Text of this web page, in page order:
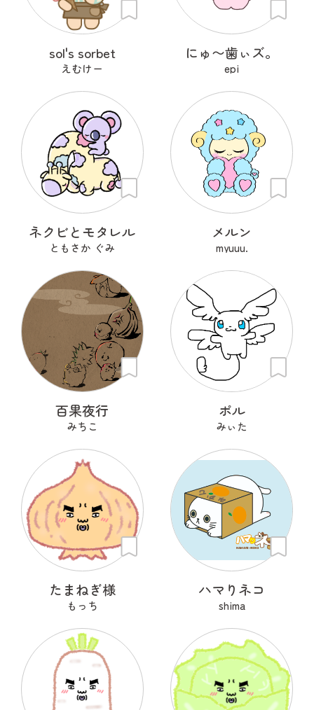
sol's sorbet
えむけー
にゅ〜歯ぃズ。
epi
ネクビとモタレル
ともさか ぐみ
メルン
myuuu.
百果夜行
みちこ
ポル
みぃた
たまねぎ様
もっち
ハマりネコ
shima